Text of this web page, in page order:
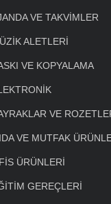
VE TAKVİMLER
ALETLERİ
VE KOPYALAMA
VE
VE MUTFAK
ÜRÜNLERİ
GEREÇLERİ